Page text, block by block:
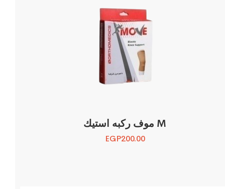
موف ركبه استيك M
EGP200.00